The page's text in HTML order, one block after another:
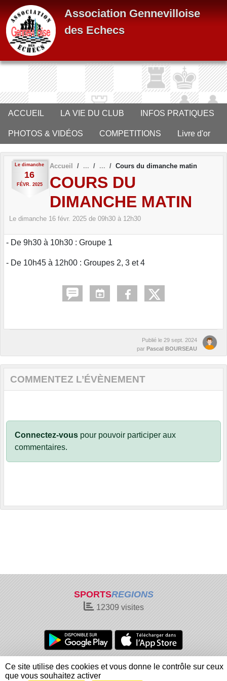
Association Gennevilloise
des Echecs
ACCUEIL LA VIE DU CLUB INFOS PRATIQUES
PHOTOS & VIDÉOS COMPETITIONS Livre d'or
Le dimanche
16
FÉVR. 2025
Accueil Cours du dimanche matin
COURS DU
DIMANCHE MATIN
Le dimanche 16 févr. 2025 de 09h30 à 12h30
- De 9h30 à 10h30 : Groupe 1
- De 10h45 à 12h00 : Groupes 2, 3 et 4
Publié le 29 sept. 2024
par Pascal BOURSEAU
COMMENTEZ L’ÉVÈNEMENT
Connectez-vous pour pouvoir participer aux
commentaires.
SPORTSREGIONS
12309 visites
Charte cookies
Gestion des cookies
Informations légales
Signaler un contenu inapproprié
Panneau de gestion des cookies
Ce site utilise des cookies et vous donne le contrôle sur ceux
que vous souhaitez activer